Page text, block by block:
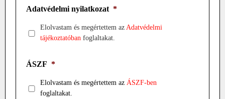
Adatvédelmi nyilatkozat *
Elolvastam és megértettem az Adatvédelmi
tájékoztatóban foglaltakat.
ÁSZF *
Elolvastam és megértettem az ÁSZF-ben
foglaltakat.